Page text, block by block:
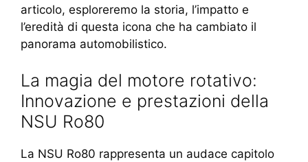
articolo, esploreremo la storia, l’impatto e
l’eredità di questa icona che ha cambiato il
panorama automobilistico.
La magia del motore rotativo:
Innovazione e prestazioni della
NSU Ro80
La NSU Ro80 rappresenta un audace capitolo